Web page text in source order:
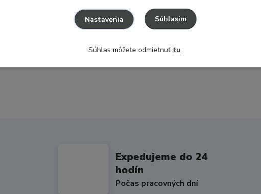
Expedujeme do 24
hodín
Počas pracovných dní
Nastavenia Súhlasím
Súhlas môžete odmietnuť tu.